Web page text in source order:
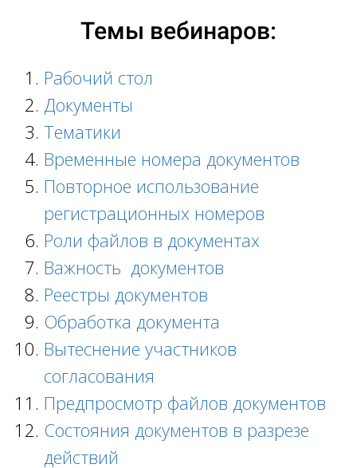
Темы вебинаров:
Рабочий стол
Документы
Тематики
Временные номера документов
Повторное использование
регистрационных номеров
Роли файлов в документах
Важность документов
Реестры документов
Обработка документа
Вытеснение участников
согласования
Предпросмотр файлов документов
Состояния документов в разрезе
действий